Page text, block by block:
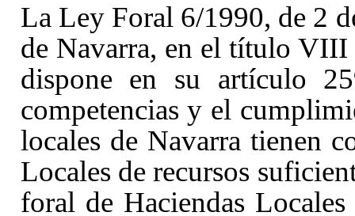
La Ley Foral 6/1990, de 2
de Navarra, en el título VIII
dispone en su artículo
competencias y el
locales de Navarra tienen
Locales de recursos
foral de Haciendas